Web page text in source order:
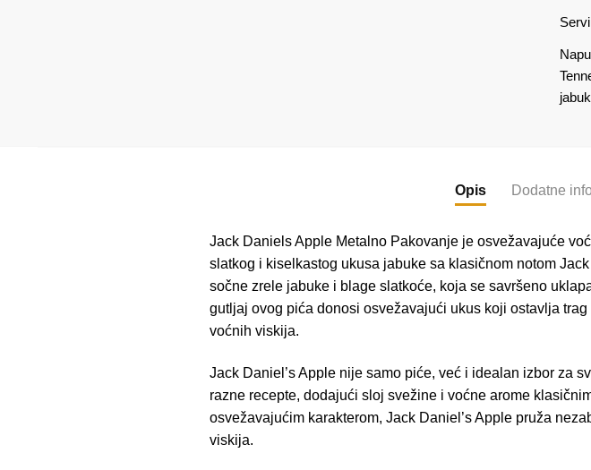
Opis Dodatne
Jack Daniels Apple Metalno Pakovanje je osvežavajuće
slatkog i kiselkastog ukusa jabuke sa klasičnom notom
sočne zrele jabuke i blage slatkoće, koja se savršeno
gutljaj ovog pića donosi osvežavajući ukus koji ostavlja
voćnih viskija.
Jack Daniel’s Apple nije samo piće, već i idealan izbor za
razne recepte, dodajući sloj svežine i voćne arome
osvežavajućim karakterom, Jack Daniel’s Apple pruža
viskija.